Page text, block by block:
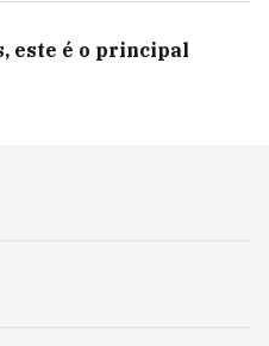
este é o principal